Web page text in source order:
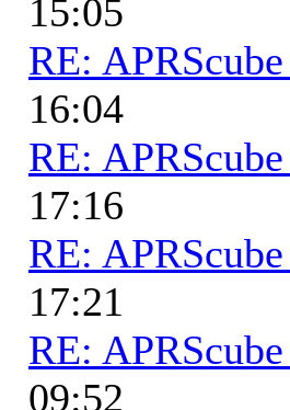
15:05
RE:
16:04
RE:
17:16
RE:
17:21
RE:
09:52